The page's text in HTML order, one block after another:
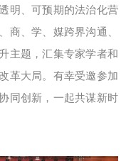
明、可预期的法治化营
商、学、媒跨界沟通、
主题，汇集专家学者和
革大局。有幸受邀参加
同创新，一起共谋新时